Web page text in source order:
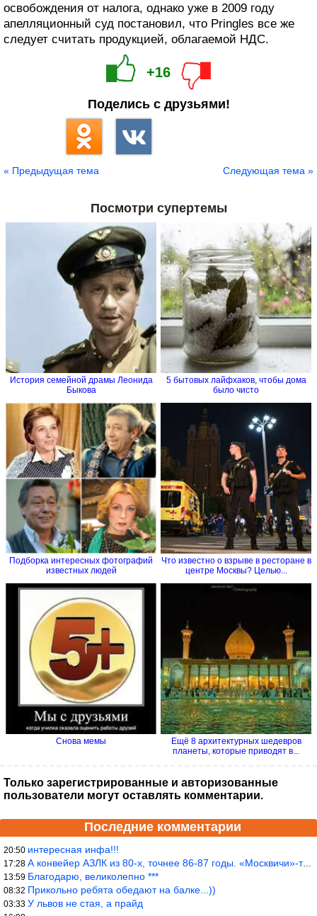
освобождения от налога, однако уже в 2009 году
апелляционный суд постановил, что Pringles все же
следует считать продукцией, облагаемой НДС.
+16
Поделись с друзьями!
« Предыдущая тема Следующая тема »
Посмотри супертемы
История семейной драмы Леонида
Быкова
5 бытовых лайфхаков, чтобы дома
было чисто
Подборка интересных фотографий
известных людей
Что известно о взрыве в ресторане в
центре Москвы? Целью...
Снова мемы
Ещё 8 архитектурных шедевров
планеты, которые приводят в...
Только зарегистрированные и авторизованные
пользователи могут оставлять комментарии.
Последние комментарии
20:50 интересная инфа!!!
17:28 А конвейер АЗЛК из 80-х, точнее 86-87 годы. «Москвичи»-то из пер
13:59 Благодарю, великолепно ***
08:32 Прикольно ребята обедают на балке...))
03:33 У львов не стая, а прайд